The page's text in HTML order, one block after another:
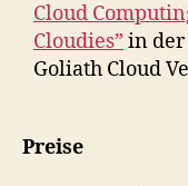
Cloud
Cloudies” in der
Goliath Cloud
Preise